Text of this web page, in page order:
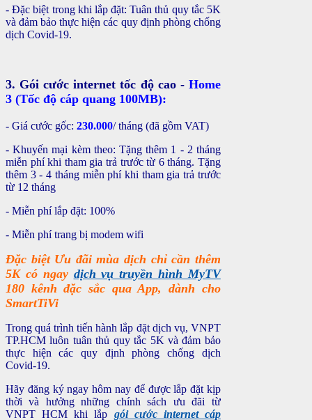
- Đặc biệt trong khi lắp đặt: Tuân thủ quy tắc 5K
và đảm bảo thực hiện các quy định phòng chống
dịch Covid-19.
3. Gói cước internet tốc độ cao -Home
3 (Tốc độ cáp quang 100MB):
- Giá cước gốc: 230.000/ tháng (đã gồm VAT)
- Khuyến mại kèm theo: Tặng thêm 1 - 2 tháng
miễn phí khi tham gia trả trước từ 6 tháng. Tặng
thêm 3 - 4 tháng miễn phí khi tham gia trả trước
từ 12 tháng
- Miễn phí lắp đặt: 100%
- Miễn phí trang bị modem wifi
Đặc biệt Ưu đãi mùa dịch chỉ cần thêm
5K có ngay dịch vụ truyền hình MyTV
180 kênh đặc sắc qua App, dành cho
SmartTiVi
Trong quá trình tiến hành lắp đặt dịch vụ, VNPT
TP.HCM luôn tuân thủ quy tắc 5K và đảm bảo
thực hiện các quy định phòng chống dịch
Covid-19.
Hãy đăng ký ngay hôm nay để được lắp đặt kịp
thời và hưởng những chính sách ưu đãi từ
VNPT HCM khi lắp gói cước internet cáp